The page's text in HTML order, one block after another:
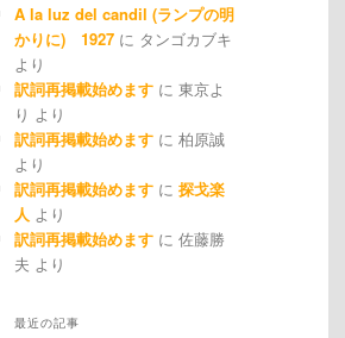
A la luz del candil (ランプの明
かりに) 1927 に タンゴカブキ
より
訳詞再掲載始めます に 東京よ
り より
訳詞再掲載始めます に 柏原誠
より
訳詞再掲載始めます に 探戈楽
人 より
訳詞再掲載始めます に 佐藤勝
夫 より
最近の記事